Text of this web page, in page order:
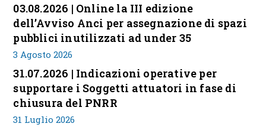
03.08.2026 | Online la III edizione
dell’Avviso Anci per assegnazione di spazi
pubblici inutilizzati ad under 35
3 Agosto 2026
31.07.2026 | Indicazioni operative per
supportare i Soggetti attuatori in fase di
chiusura del PNRR
31 Luglio 2026